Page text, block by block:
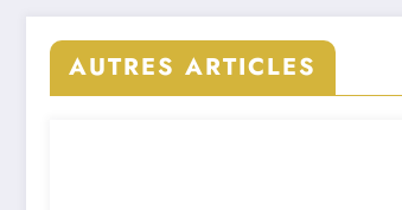
AUTRES ARTICLES